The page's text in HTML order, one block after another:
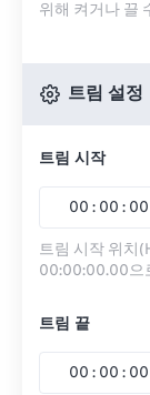
위해 켜거나 끌
트림 설정
트림 시작
00 : 00 : 00
트림 시작 위치
00:00:00.00으
트림 끝
00 : 00 : 00